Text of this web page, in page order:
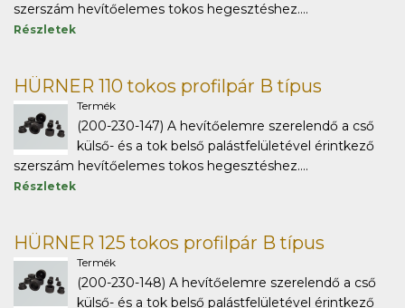
szerszám hevítőelemes tokos hegesztéshez....
Részletek
HÜRNER 110 tokos profilpár B típus
Termék
(200-230-147) A hevítőelemre szerelendő a cső
külső- és a tok belső palástfelületével érintkező
szerszám hevítőelemes tokos hegesztéshez....
Részletek
HÜRNER 125 tokos profilpár B típus
Termék
(200-230-148) A hevítőelemre szerelendő a cső
külső- és a tok belső palástfelületével érintkező